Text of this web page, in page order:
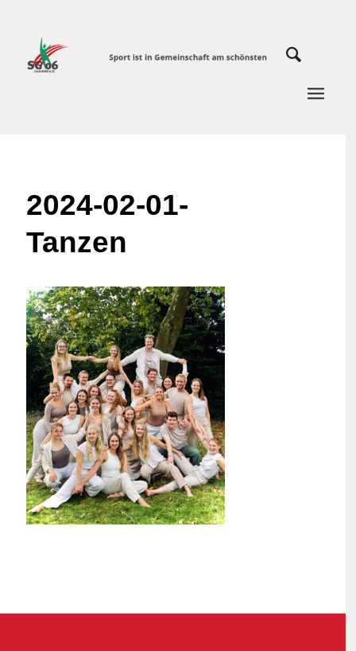
2024-02-01-
Tanzen